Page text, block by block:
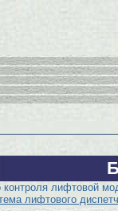
контроля лифтовой
лифтового